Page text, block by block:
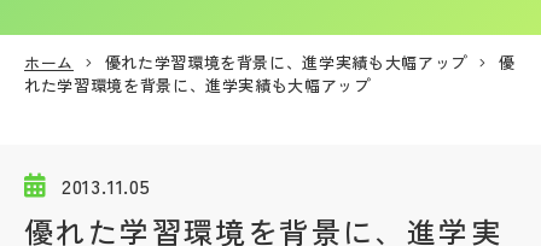
メニュー
学校動画
ホーム 優れた学習環境を背景に、進学実績も大幅アップ
優
れた学習環境を背景に、進学実績も大幅アップ
2013.11.05
優れた学習環境を背景に、進学実